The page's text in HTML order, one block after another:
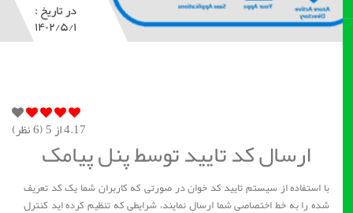
در تاریخ :
۱۴۰۲/۵/۱
4.17از 5 ( 6نظر)
ارسال کد تایید توسط پنل پیامک
با استفاده از سیستم تایید کد خوان در صورتی که کاربران شما یک کد تعریف
شده را به خط اختصاصی شما ارسال نمایند، شرایطی که تنظیم کرده اید کنترل